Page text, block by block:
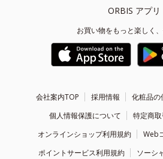
ORBIS アプリ
お買い物をもっと楽しく
会社案内TOP 採用情報
化粧品の
個人情報保護について
特定商
オンラインショップ利用規約
Web
ポイントサービス利用規約
ソーシ